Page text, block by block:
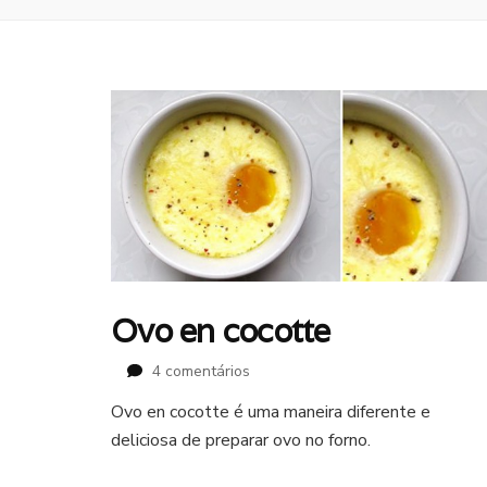
Ovo en cocotte
4 comentários
en
cocotte
Ovo en cocotte é uma maneira diferente e
deliciosa de preparar ovo no forno.